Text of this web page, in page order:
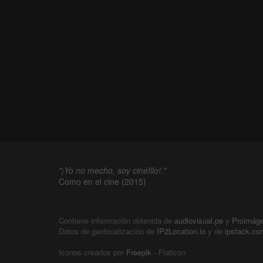
"¡Yo no mecho, soy cinéfilo!."
Como en el cine (2015)
Contiene información obtenida de audiovisual.pe y
Datos de geolocalización de IP2Location.io y de
Iconos creados por Freepik - Flaticon